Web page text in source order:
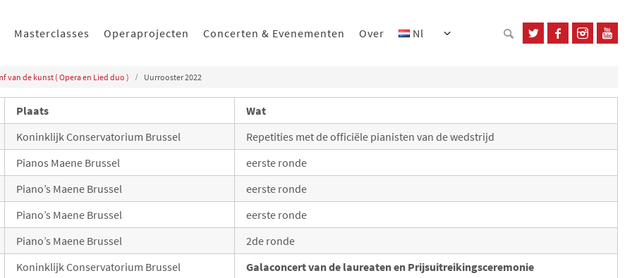
Masterclasses Operaprojecten Concerten & Evenementen Over Nl
van de kunst ( Opera en Lied duo ) Uurrooster 2022
Plaats
Wat
Koninklijk Conservatorium Brussel
Repetities met de officiële pianisten van de wedstrijd
Pianos Maene Brussel
eerste ronde
Piano’s Maene Brussel
eerste ronde
Piano’s Maene Brussel
eerste ronde
Piano’s Maene Brussel
2de ronde
Koninklijk Conservatorium Brussel Galaconcert van de laureaten en Prijsuitreikingsceremonie